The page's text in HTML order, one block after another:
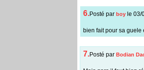
6.Posté par boy le 03/
bien fait pour sa guele
7.Posté par Bodian